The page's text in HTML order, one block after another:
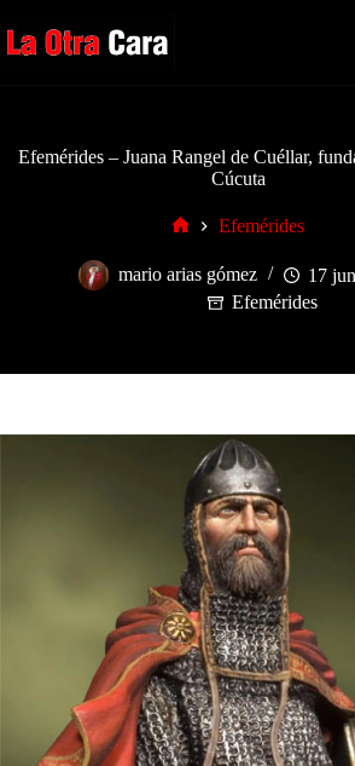
al
contenido
Efemérides – Juana Rangel de Cuéllar,
Cúcuta
Efemérides
mario arias gómez
17
Efemérides